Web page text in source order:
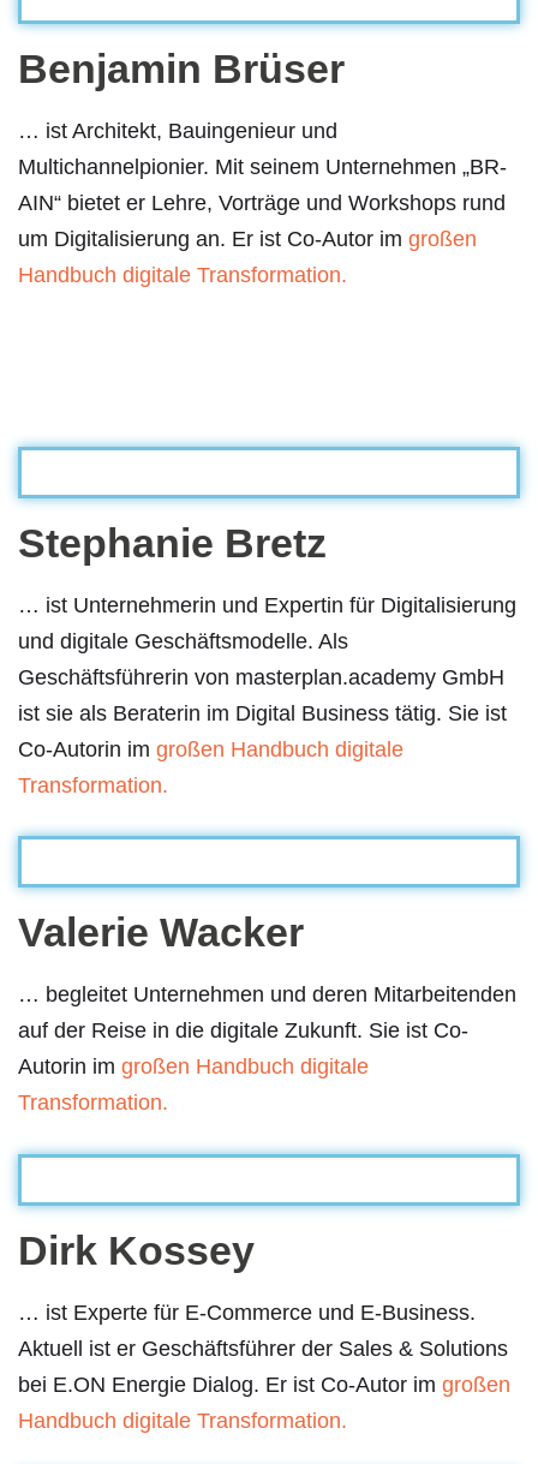
Benjamin Brüser
… ist Architekt, Bauingenieur und
Multichannelpionier. Mit seinem Unternehmen „BR-
AIN“ bietet er Lehre, Vorträge und Workshops rund
um Digitalisierung an. Er ist Co-Autor im großen
Handbuch digitale Transformation.
Stephanie Bretz
… ist Unternehmerin und Expertin für Digitalisierung
und digitale Geschäftsmodelle. Als
Geschäftsführerin von masterplan.academy GmbH
ist sie als Beraterin im Digital Business tätig. Sie ist
Co-Autorin im großen Handbuch digitale
Transformation.
Valerie Wacker
… begleitet Unternehmen und deren Mitarbeitenden
auf der Reise in die digitale Zukunft. Sie ist Co-
Autorin im großen Handbuch digitale
Transformation.
Dirk Kossey
… ist Experte für E-Commerce und E-Business.
Aktuell ist er Geschäftsführer der Sales & Solutions
bei E.ON Energie Dialog. Er ist Co-Autor im großen
Handbuch digitale Transformation.